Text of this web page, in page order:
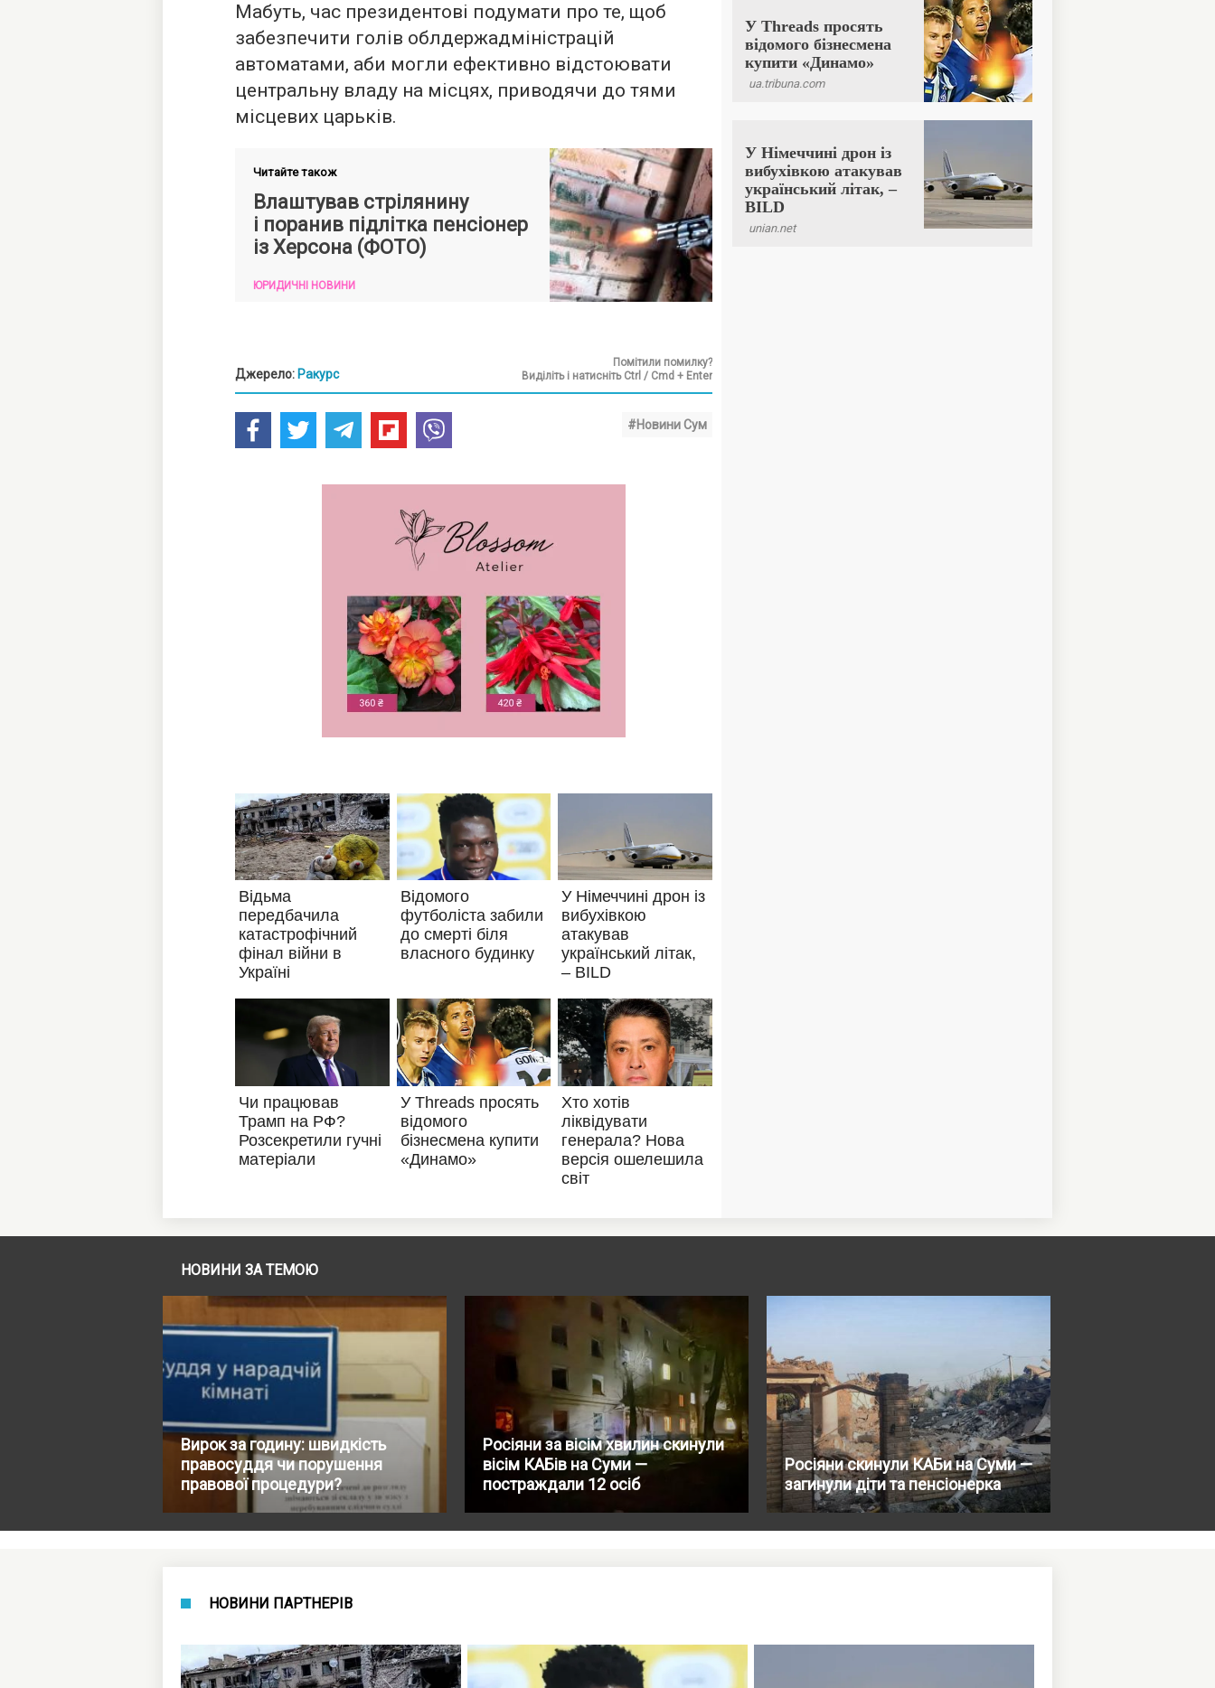
Мабуть, час президентові подумати про те, щоб
забезпечити голів облдержадміністрацій
автоматами, аби могли ефективно відстоювати
центральну владу на місцях, приводячи до тями
місцевих царьків.
Читайте також
Влаштував стрілянину
і поранив підлітка пенсіонер
із Херсона (ФОТО)
ЮРИДИЧНІ НОВИНИ
Джерело: Ракурс
Помітили помилку?
Виділіть і натисніть Ctrl / Cmd + Enter
#Новини Сум
НОВИНИ ЗА ТЕМОЮ
Вирок за годину: швидкість
правосуддя чи порушення
правової процедури?
Росіяни за вісім хвилин скинули
вісім КАБів на Суми —
постраждали 12 осіб
Росіяни скинули КАБи на Суми —
загинули діти та пенсіонерка
НОВИНИ ПАРТНЕРІВ